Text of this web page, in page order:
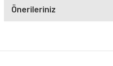
Önerileriniz